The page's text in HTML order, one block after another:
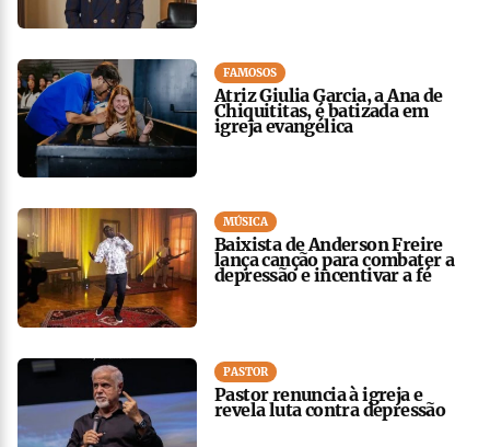
FAMOSOS
Atriz Giulia Garcia, a Ana de
Chiquititas, é batizada em
igreja evangélica
MÚSICA
Baixista de Anderson Freire
lança canção para combater a
depressão e incentivar a fé
PASTOR
Pastor renuncia à igreja e
revela luta contra depressão